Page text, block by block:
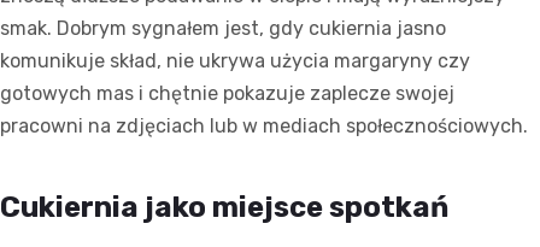
smak. Dobrym sygnałem jest, gdy cukiernia jasno
komunikuje skład, nie ukrywa użycia margaryny czy
gotowych mas i chętnie pokazuje zaplecze swojej
pracowni na zdjęciach lub w mediach społecznościowych.
Cukiernia jako miejsce spotkań